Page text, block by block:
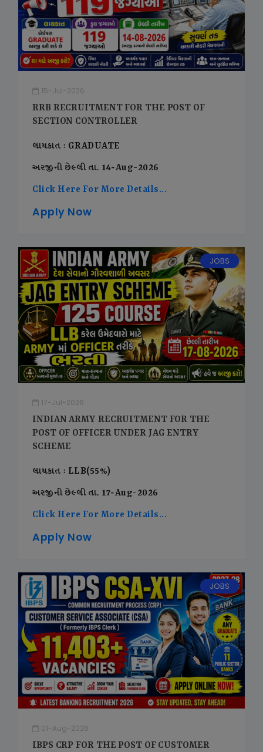
15-Jul-2026
RRB RECRUITMENT FOR THE POST OF
SECTION CONTROLLER
લાયકાત : GRADUATE
અરજીની છેલ્લી તા. 14-Aug-2026
Click Here For More Details...
Apply Now
JOBS
17-Jul-2026
INDIAN ARMY RECRUITMENT FOR THE
POST OF OFFICER UNDER JAG ENTRY
SCHEME
લાયકાત : LLB(55%)
અરજીની છેલ્લી તા. 17-Aug-2026
Click Here For More Details...
Apply Now
JOBS
01-Aug-2026
IBPS CRP FOR THE POST OF CUSTOMER